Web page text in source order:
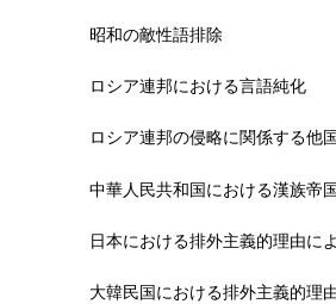
昭和の敵性語排除
ロシア連邦における言語純化
ロシア連邦の侵略に関係する他
中華人民共和国における漢族帝
日本における排外主義的理由に
大韓民国における排外主義的理